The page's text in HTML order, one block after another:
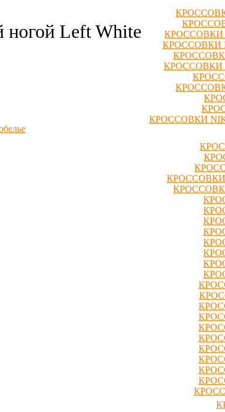
КРОССОВКИ
КРОССОВКИ
КРОССОВКИ
КРОССОВКИ
КРОССОВКИ
ногой Left White